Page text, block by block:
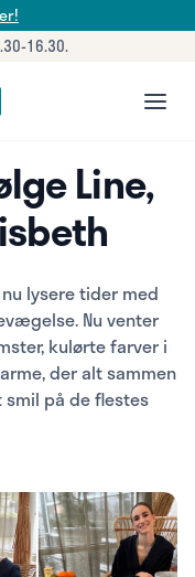
16.30.
Line,
lysere tider med
Nu venter
kulørte farver i
der alt sammen
på de flestes